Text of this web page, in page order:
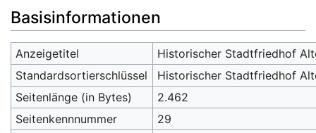
Wechseln zu: Navigation
Basisinformationen
Anzeigetitel
Historischer Stadtfriedhof
Standardsortierschlüssel
Historischer Stadtfriedhof
Seitenlänge (in Bytes)
2.462
Seitenkennnummer
29